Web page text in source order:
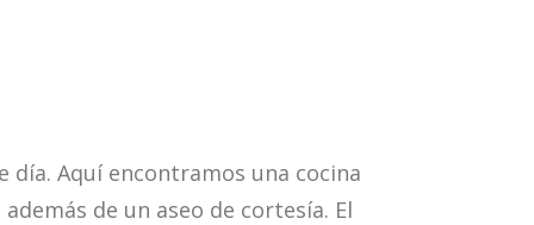
día. Aquí encontramos una cocina
de un aseo de cortesía. El